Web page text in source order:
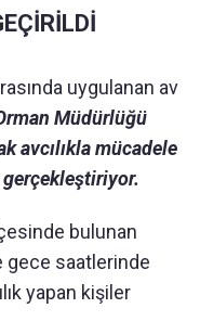
uygulanan av
Müdürlüğü
avcılıkla mücadele
bulunan
gece saatlerinde
yapan kişiler